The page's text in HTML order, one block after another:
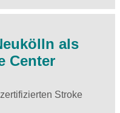
als
Center
Stroke